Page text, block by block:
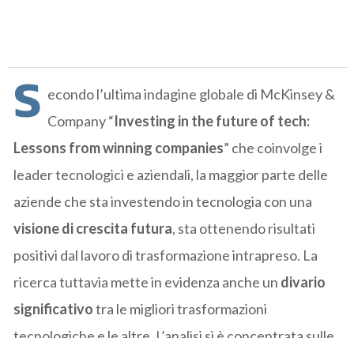
S econdo l’ultima indagine globale di McKinsey &
Company “Investing in the future of tech:
Lessons from winning companies” che coinvolge i
leader tecnologici e aziendali, la maggior parte delle
aziende che sta investendo in tecnologia con una
visione di crescita futura, sta ottenendo risultati
positivi dal lavoro di trasformazione intrapreso. La
ricerca tuttavia mette in evidenza anche un divario
significativotra le migliori trasformazioni